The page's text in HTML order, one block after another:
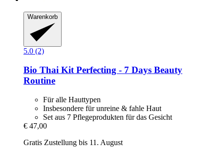
Warenkorb
5.0 (2)
Bio Thai Kit Perfecting -​ 7 Days Beauty
Routine
Für alle Hauttypen
Insbesondere für unreine & fahle Haut
Set aus 7 Pflegeprodukten für das Gesicht
€ 47,00
Gratis Zustellung bis 11. August